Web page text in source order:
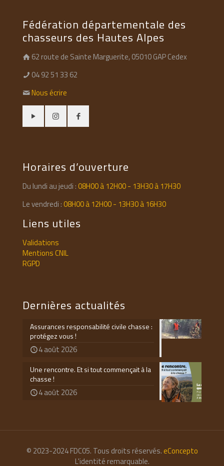
Fédération départementale des
chasseurs des Hautes Alpes
62 route de Sainte Marguerite, 05010 GAP Cedex
04 92 51 33 62
Nous écrire
Horaires d’ouverture
Du lundi au jeudi :08H00 à 12H00 - 13H30 à 17H30
Le vendredi :08H00 à 12H00 - 13H30 à 16H30
Liens utiles
Validations
Mentions CNIL
RGPD
Dernières actualités
Assurances responsabilité civile chasse :
protégez vous !
4 août 2026
Une rencontre. Et si tout commençait à la
chasse !
4 août 2026
© 2023-2024 FDC05. Tous droits réservés.eConcepto
L'identité remarquable.